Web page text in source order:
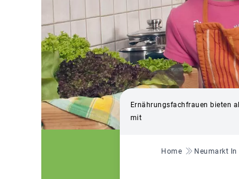
Ernährungsfachfrauen bieten
mit
Pfadnavigation
Home Neumarkt In